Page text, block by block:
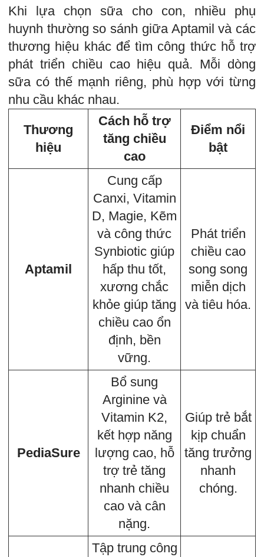
Khi lựa chọn sữa cho con, nhiều phụ
huynh thường so sánh giữa Aptamil và các
thương hiệu khác để tìm công thức hỗ trợ
phát triển chiều cao hiệu quả. Mỗi dòng
sữa có thế mạnh riêng, phù hợp với từng
nhu cầu khác nhau.
Thương
hiệu
Cách hỗ trợ
tăng chiều
cao
Điểm nổi
bật
Aptamil
Cung cấp
Canxi, Vitamin
D, Magie, Kẽm
và công thức
Synbiotic giúp
hấp thu tốt,
xương chắc
khỏe giúp tăng
chiều cao ổn
định, bền
vững.
Phát triển
chiều cao
song song
miễn dịch
và tiêu hóa.
PediaSure
Bổ sung
Arginine và
Vitamin K2,
kết hợp năng
lượng cao, hỗ
trợ trẻ tăng
nhanh chiều
cao và cân
nặng.
Giúp trẻ bắt
kịp chuẩn
tăng trưởng
nhanh
chóng.
Tập trung công